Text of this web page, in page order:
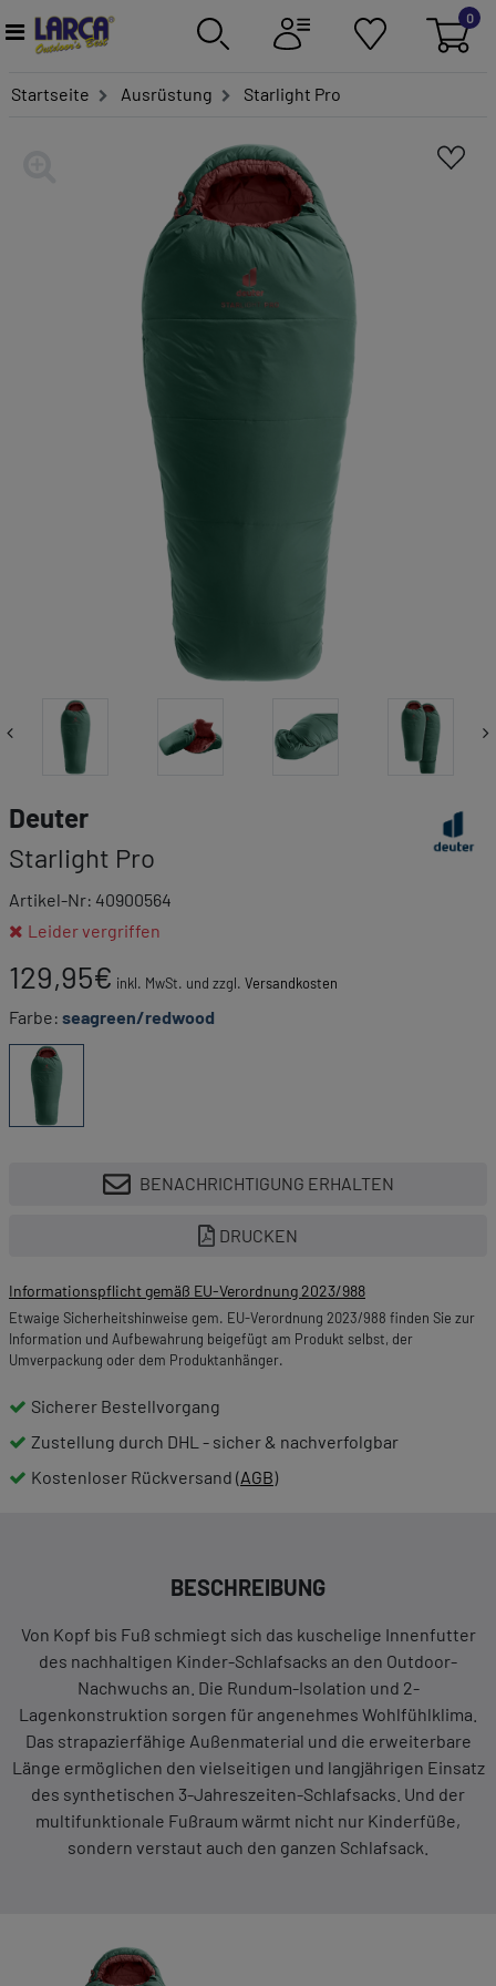
0
Startseite Ausrüstung Starlight Pro
Deuter
Starlight Pro
Link zur
Artikel-Nr: 40900564
Leider vergriffen
129,95€ inkl. MwSt. und zzgl. Versandkosten
Farbe: seagreen/redwood
BENACHRICHTIGUNG ERHALTEN
DRUCKEN
Informationspflicht gemäß EU-Verordnung 2023/988
Etwaige Sicherheitshinweise gem. EU-Verordnung 2023/988 finden Sie zur
Information und Aufbewahrung beigefügt am Produkt selbst, der
Umverpackung oder dem Produktanhänger.
Sicherer Bestellvorgang
Zustellung durch DHL - sicher & nachverfolgbar
Kostenloser Rückversand (AGB)
BESCHREIBUNG
Von Kopf bis Fuß schmiegt sich das kuschelige Innenfutter
des nachhaltigen Kinder-Schlafsacks an den Outdoor-
Nachwuchs an. Die Rundum-Isolation und 2-
Lagenkonstruktion sorgen für angenehmes Wohlfühlklima.
Das strapazierfähige Außenmaterial und die erweiterbare
Länge ermöglichen den vielseitigen und langjährigen Einsatz
des synthetischen 3-Jahreszeiten-Schlafsacks. Und der
multifunktionale Fußraum wärmt nicht nur Kinderfüße,
sondern verstaut auch den ganzen Schlafsack.